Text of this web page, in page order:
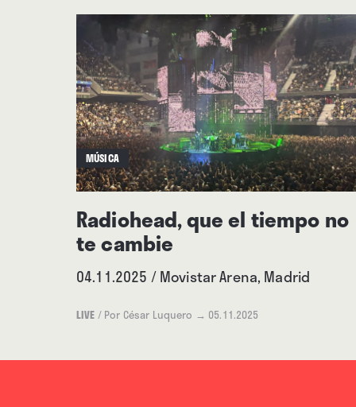
MÚSICA
Radiohead, que el tiempo no
te cambie
04.11.2025 / Movistar Arena, Madrid
LIVE / Por César Luquero → 05.11.2025